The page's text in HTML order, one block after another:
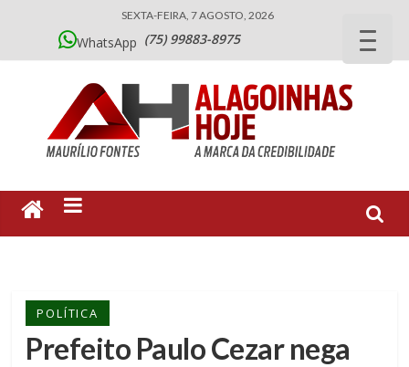
SEXTA-FEIRA, 7 AGOSTO, 2026
WhatsApp (75) 99883-8975
POLÍTICA
Prefeito Paulo Cezar nega